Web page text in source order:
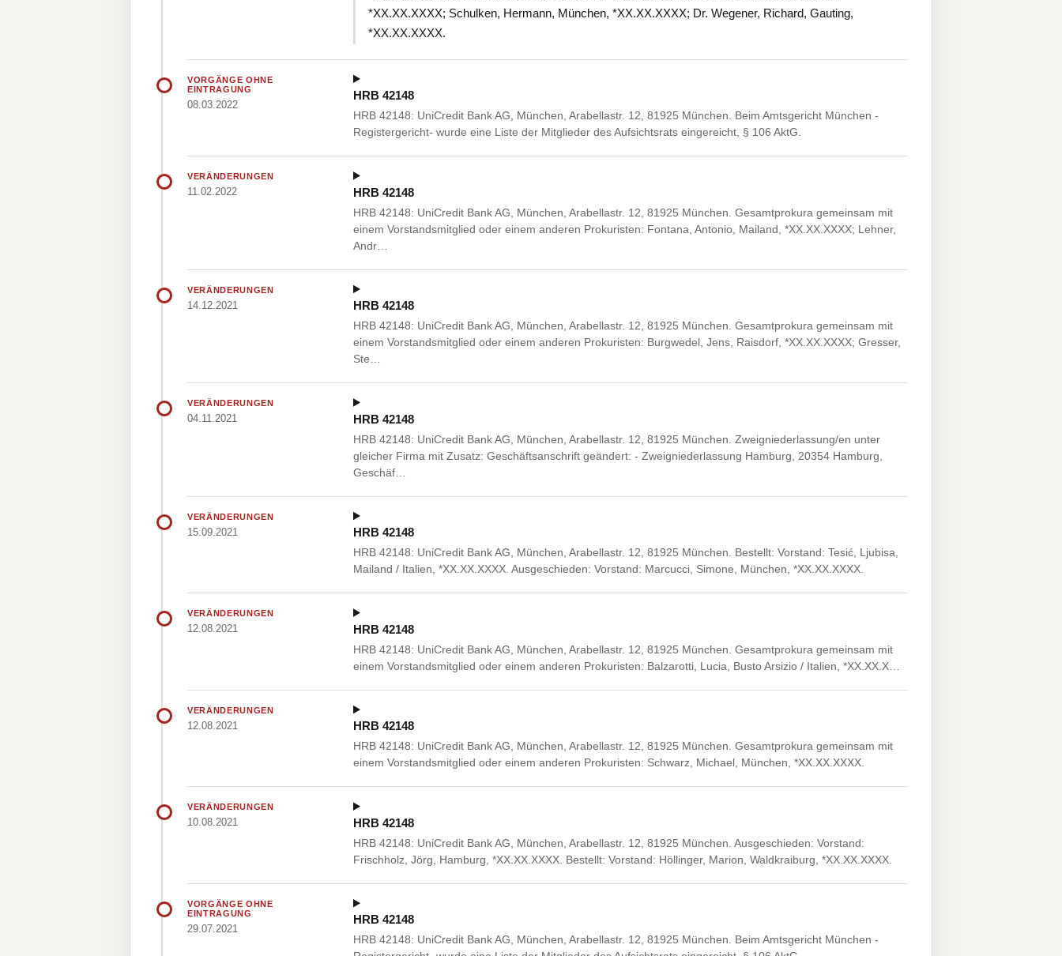
*XX.XX.XXXX; Schulken, Hermann, München, *XX.XX.XXXX; Dr. Wegener, Richard, Gauting,
*XX.XX.XXXX.
VORGÄNGE OHNE
EINTRAGUNG
08.03.2022
HRB 42148
HRB 42148: UniCredit Bank AG, München, Arabellastr. 12, 81925 München. Beim Amtsgericht München -
Registergericht- wurde eine Liste der Mitglieder des Aufsichtsrats eingereicht, § 106 AktG.
VERÄNDERUNGEN
11.02.2022 HRB 42148
HRB 42148: UniCredit Bank AG, München, Arabellastr. 12, 81925 München. Gesamtprokura gemeinsam mit
einem Vorstandsmitglied oder einem anderen Prokuristen: Fontana, Antonio, Mailand, *XX.XX.XXXX; Lehner,
Andr…
VERÄNDERUNGEN
14.12.2021 HRB 42148
HRB 42148: UniCredit Bank AG, München, Arabellastr. 12, 81925 München. Gesamtprokura gemeinsam mit
einem Vorstandsmitglied oder einem anderen Prokuristen: Burgwedel, Jens, Raisdorf, *XX.XX.XXXX; Gresser,
Ste…
VERÄNDERUNGEN
04.11.2021 HRB 42148
HRB 42148: UniCredit Bank AG, München, Arabellastr. 12, 81925 München. Zweigniederlassung/en unter
gleicher Firma mit Zusatz: Geschäftsanschrift geändert: - Zweigniederlassung Hamburg, 20354 Hamburg,
Geschäf…
VERÄNDERUNGEN
15.09.2021 HRB 42148
HRB 42148: UniCredit Bank AG, München, Arabellastr. 12, 81925 München. Bestellt: Vorstand: Tesić, Ljubisa,
Mailand / Italien, *XX.XX.XXXX. Ausgeschieden: Vorstand: Marcucci, Simone, München, *XX.XX.XXXX.
VERÄNDERUNGEN
12.08.2021 HRB 42148
HRB 42148: UniCredit Bank AG, München, Arabellastr. 12, 81925 München. Gesamtprokura gemeinsam mit
einem Vorstandsmitglied oder einem anderen Prokuristen: Balzarotti, Lucia, Busto Arsizio / Italien, *XX.XX.X…
VERÄNDERUNGEN
12.08.2021 HRB 42148
HRB 42148: UniCredit Bank AG, München, Arabellastr. 12, 81925 München. Gesamtprokura gemeinsam mit
einem Vorstandsmitglied oder einem anderen Prokuristen: Schwarz, Michael, München, *XX.XX.XXXX.
VERÄNDERUNGEN
10.08.2021 HRB 42148
HRB 42148: UniCredit Bank AG, München, Arabellastr. 12, 81925 München. Ausgeschieden: Vorstand:
Frischholz, Jörg, Hamburg, *XX.XX.XXXX. Bestellt: Vorstand: Höllinger, Marion, Waldkraiburg, *XX.XX.XXXX.
VORGÄNGE OHNE
EINTRAGUNG
29.07.2021
HRB 42148
HRB 42148: UniCredit Bank AG, München, Arabellastr. 12, 81925 München. Beim Amtsgericht München -